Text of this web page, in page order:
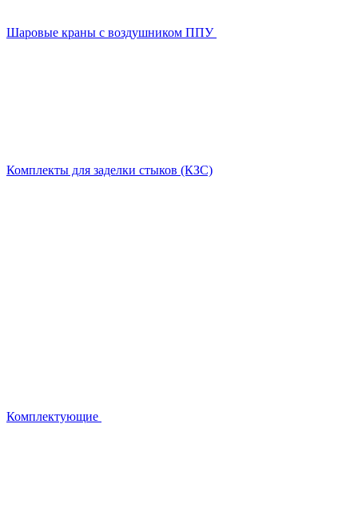
Шаровые краны с воздушником ППУ
Комплекты для заделки стыков (КЗС)
Комплектующие